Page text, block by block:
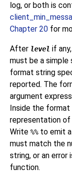
log, or both is
Chapter 20 for
After level if
must be a simple
format string
reported. The
argument
Inside the format
representation of
Write %%to emit
must match the
string, or an error
function.